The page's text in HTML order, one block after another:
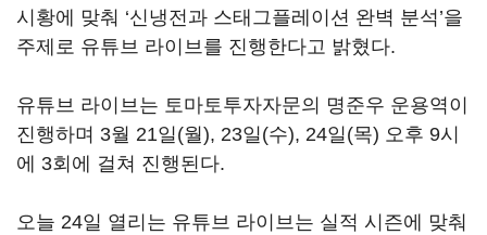
시황에 맞춰 ‘신냉전과 스태그플레이션 완벽 분석’을
주제로 유튜브 라이브를 진행한다고 밝혔다.
유튜브 라이브는 토마토투자자문의 명준우 운용역이
진행하며 3월 21일(월), 23일(수), 24일(목) 오후 9시
에 3회에 걸쳐 진행된다.
오늘 24일 열리는 유튜브 라이브는 실적 시즌에 맞춰